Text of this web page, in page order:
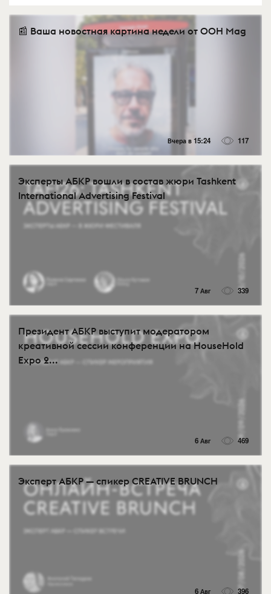
📰 Ваша новостная картина недели от OOH Mag
Вчера в 15:24 117
Эксперты АБКР вошли в состав жюри Tashkent
International Advertising Festival
7 Авг 339
Президент АБКР выступит модератором
креативной сессии конференции на HouseHold
Expo 2...
6 Авг 469
Эксперт АБКР — спикер CREATIVE BRUNCH
6 Авг 396